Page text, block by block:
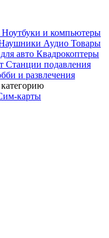
Ноутбуки и компьютеры
Аудио Товары
авто Квадрокоптеры
Станции подавления
и развлечения
карты